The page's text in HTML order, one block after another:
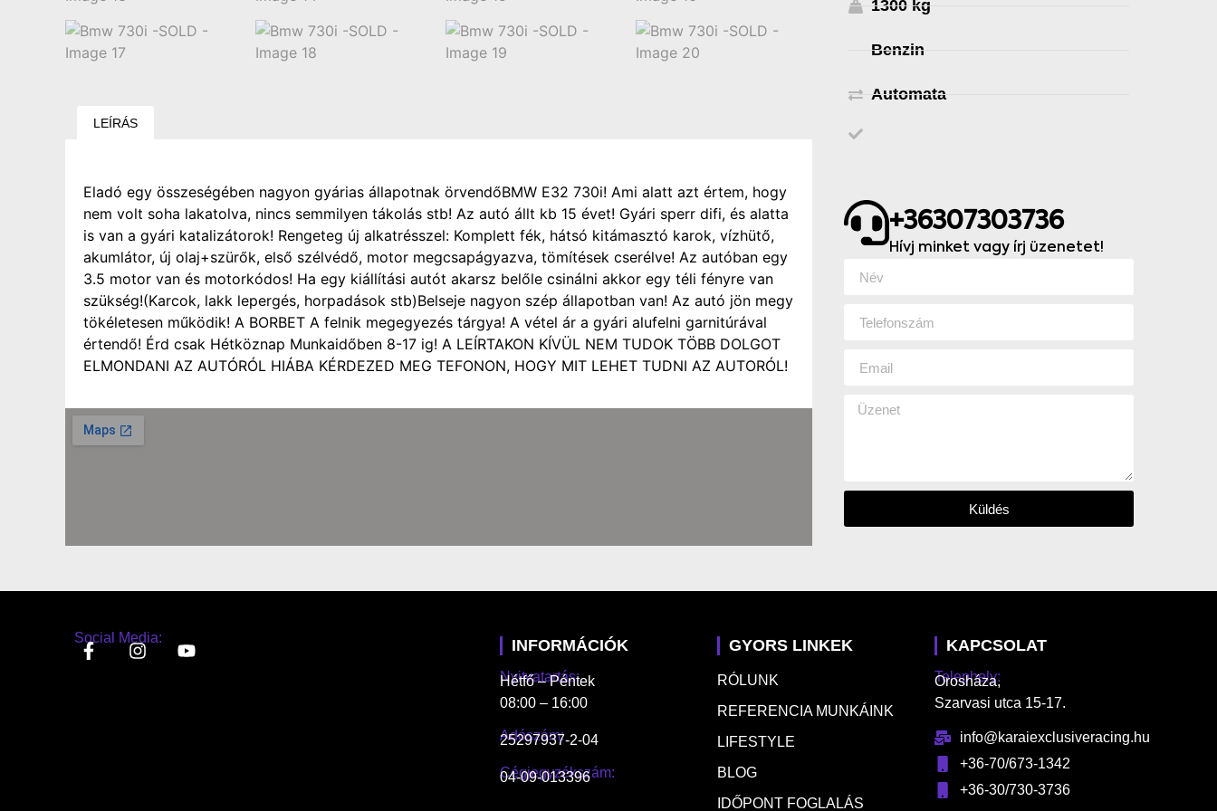
LEÍRÁS
Eladó egy összeségében nagyon gyárias állapotnak örvendőBMW E32 730i! Ami alatt azt értem, hogy
nem volt soha lakatolva, nincs semmilyen tákolás stb! Az autó állt kb 15 évet! Gyári sperr difi, és alatta
is van a gyári katalizátorok! Rengeteg új alkatrésszel: Komplett fék, hátsó kitámasztó karok, vízhütő,
akumlátor, új olaj+szürők, első szélvédő, motor megcsapágyazva, tömítések cserélve! Az autóban egy
3.5 motor van és motorkódos! Ha egy kiállítási autót akarsz belőle csinálni akkor egy téli fényre van
szükség!(Karcok, lakk lepergés, horpadások stb)Belseje nagyon szép állapotban van! Az autó jön megy
tökéletesen működik! A BORBET A felnik megegyezés tárgya! A vétel ár a gyári alufelni garnitúrával
értendő! Érd csak Hétköznap Munkaidőben 8-17 ig! A LEÍRTAKON KÍVÜL NEM TUDOK TÖBB DOLGOT
ELMONDANI AZ AUTÓRÓL HIÁBA KÉRDEZED MEG TEFONON, HOGY MIT LEHET TUDNI AZ AUTORÓL!
1300 kg
Benzin
Automata
+36307303736
Hívj minket vagy írj üzenetet!
Küldés
Social Media: INFORMÁCIÓK
Nyitvatartás:
Hétfő – Péntek
08:00 – 16:00
Adószám:
25297937-2-04
Cégjegyzékszám:
04-09-013396
GYORS LINKEK
RÓLUNK
REFERENCIA MUNKÁINK
LIFESTYLE
BLOG
IDŐPONT FOGLALÁS
KAPCSOLAT
Telephely:
Orosháza,
Szarvasi utca 15-17.
info@karaiexclusiveracing.hu
+36-70/673-1342
+36-30/730-3736